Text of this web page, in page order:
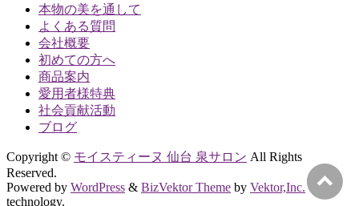
本物の美を通して
よくある質問
会社概要
初めての方へ
商品案内
愛用者様特典
社会貢献活動
ブログ
Copyright © モイスティーヌ 仙台 泉サロン All Rights
Reserved.
Powered by WordPress & BizVektor Theme by Vektor,Inc.
technology.